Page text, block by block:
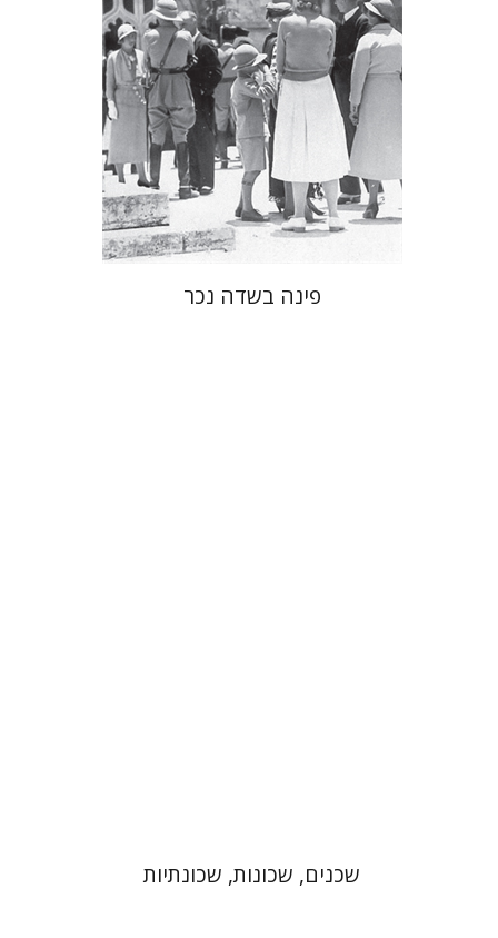
הנחת אתר ספר מודפס
$46
$41
פינה בשדה נכר
שכנים, שכונות, שכונתיות